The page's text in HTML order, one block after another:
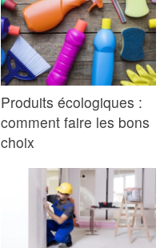
Produits écologiques :
comment faire les bons
choix